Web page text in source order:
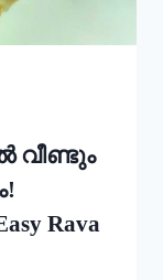
വീണ്ടും
Rava